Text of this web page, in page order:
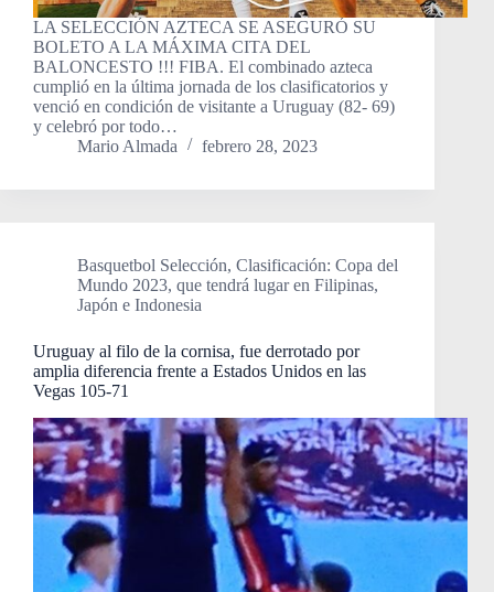
LA SELECCIÓN AZTECA SE ASEGURÓ SU
BOLETO A LA MÁXIMA CITA DEL
BALONCESTO !!! FIBA. El combinado azteca
cumplió en la última jornada de los clasificatorios y
venció en condición de visitante a Uruguay (82- 69)
y celebró por todo…
Mario Almada
febrero 28, 2023
Basquetbol Selección, Clasificación: Copa del
Mundo 2023, que tendrá lugar en Filipinas,
Japón e Indonesia
Uruguay al filo de la cornisa, fue derrotado por
amplia diferencia frente a Estados Unidos en las
Vegas 105-71